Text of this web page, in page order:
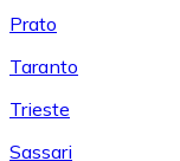
Prato
Taranto
Trieste
Sassari